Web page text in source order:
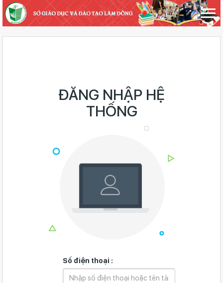
ĐĂNG NHẬP HỆ
THỐNG
Số điện thoại :